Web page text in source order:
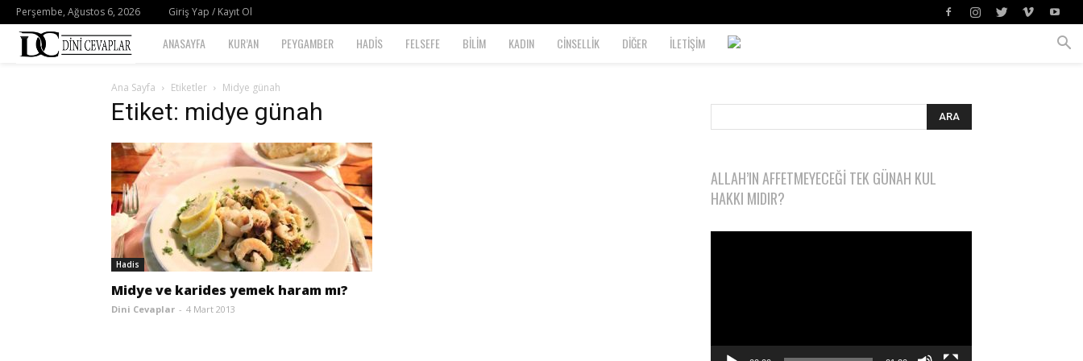
Perşembe, Ağustos 6, 2026 Giriş Yap / Kayıt Ol
Dini
Cevaplar
ANASAYFA KUR’AN PEYGAMBER HADİS FELSEFE BİLİM KADIN CİNSELLİK DİĞER İLETİŞİM
Ana Sayfa Etiketler Midye günah
Etiket: midye günah
Hadis
Midye ve karides yemek haram mı?
Dini Cevaplar - 4 Mart 2013
ALLAH’IN AFFETMEYECEĞI TEK GÜNAH KUL
HAKKI MIDIR?